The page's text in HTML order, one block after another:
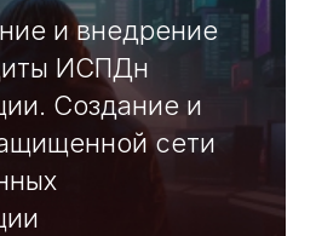
и внедрение
ИСПДн
Создание и
сети